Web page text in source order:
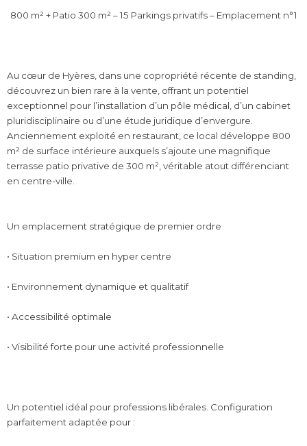
800 m² + Patio 300 m² – 15 Parkings privatifs – Emplacement n°1
Au cœur de Hyères, dans une copropriété récente de standing,
découvrez un bien rare à la vente, offrant un potentiel
exceptionnel pour l’installation d’un pôle médical, d’un cabinet
pluridisciplinaire ou d’une étude juridique d’envergure.
Anciennement exploité en restaurant, ce local développe 800
m² de surface intérieure auxquels s’ajoute une magnifique
terrasse patio privative de 300 m², véritable atout différenciant
en centre-ville.
Un emplacement stratégique de premier ordre
• Situation premium en hyper centre
• Environnement dynamique et qualitatif
• Accessibilité optimale
• Visibilité forte pour une activité professionnelle
Un potentiel idéal pour professions libérales. Configuration
parfaitement adaptée pour :